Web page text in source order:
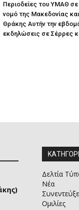
Περιοδείες του ΥΜΑΘ
νομό της Μακεδονίας
Θράκης Αυτήν την
εκδηλώσεις σε Σέρρες
Δελτία
Νέα
Ομιλίες